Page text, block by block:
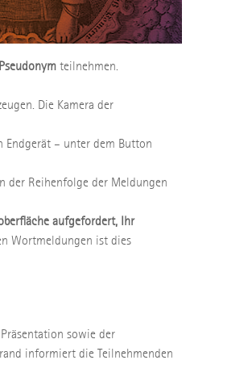
Pseudonym teilnehmen.
Die Kamera der
Endgerät – unter dem Button
der Reihenfolge der Meldungen
aufgefordert, Ihr
Wortmeldungen ist dies
sowie der
informiert die Teilnehmenden